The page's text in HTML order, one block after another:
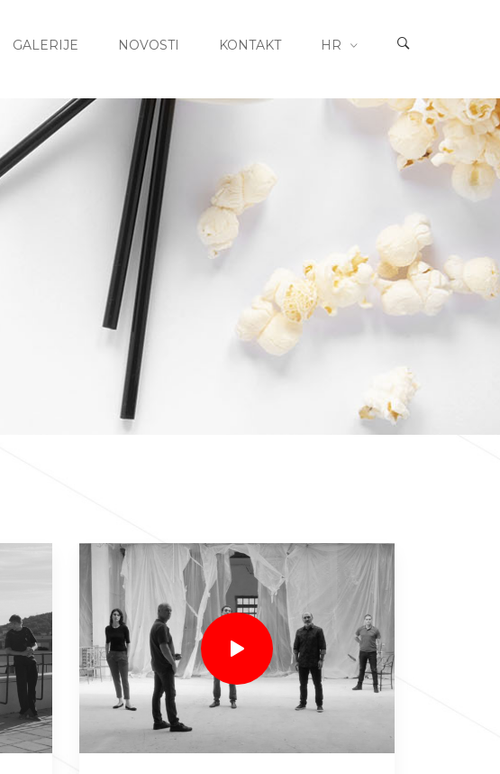
GALERIJE NOVOSTI KONTAKT HR